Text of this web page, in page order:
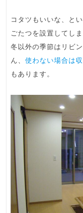
コタツもいいな、と
ごたつを設置してし
冬以外の季節は リビ
ん、使わない場合は
もあります。